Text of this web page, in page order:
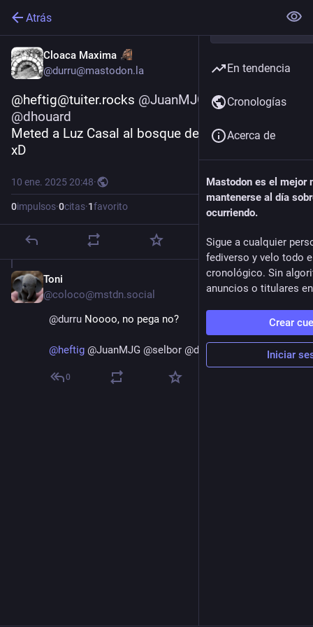
Atrás
Cloaca Maxima
@durru@mastodon.la
@heftig@tuiter.rocks @JuanMJG @selbor
@dhouard
Meted a Luz Casal al bosque de nabos ese.
xD
10 ene. 2025 20:48·
0impulsos·0citas·1favorito
11 ene. 2025
Toni
@coloco@mstdn.social
@durru Noooo, no pega no?
@heftig @JuanMJG @selbor @dhouard
0
En tendencia
Cronologías
Acerca de
Mastodon es el mejor
mantenerse al día
ocurriendo.
Sigue a cualquier
fediverso y velo todo
cronológico. Sin
anuncios o titulares
Crear
Iniciar